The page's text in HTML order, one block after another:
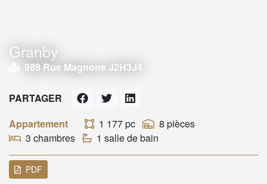
Granby
989 Rue Magnone J2H3J4
Appartement 1 177 pc
8 pièces
3 chambres
1 salle de bain
PARTAGER
PDF